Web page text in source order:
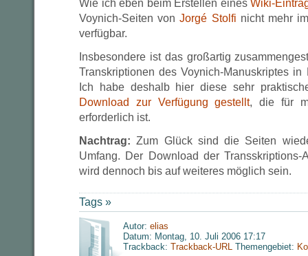
Wie ich eben beim Erstellen eines Wiki-
Voynich-Seiten vonJorgé Stolfi nicht mehr
verfügbar.
Insbesondere ist das großartig
Transkriptionen des Voynich-Manuskriptes in
Ich habe deshalb hier diese sehr
Download zur Verfügung gestellt, die für
erforderlich ist.
Nachtrag: Zum Glück sind die Seiten
Umfang. Der Download der
wird dennoch bis auf weiteres möglich sein.
Tags »
Autor: elias
Datum: Montag, 10. Juli 2006 17:17
Trackback: Trackback-URL Themengebiet: